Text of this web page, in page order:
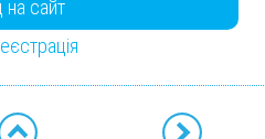
на сайт